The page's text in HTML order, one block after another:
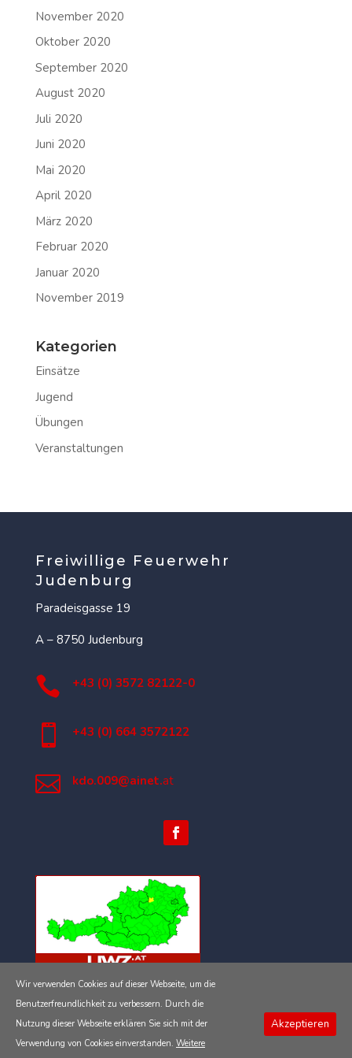
November 2020
Oktober 2020
September 2020
August 2020
Juli 2020
Juni 2020
Mai 2020
April 2020
März 2020
Februar 2020
Januar 2020
November 2019
Kategorien
Einsätze
Jugend
Übungen
Veranstaltungen
Freiwillige Feuerwehr
Judenburg
Paradeisgasse 19
A – 8750 Judenburg
 +43 (0) 3572 82122-0
 +43 (0) 664 3572122
 kdo.009@ainet.at
Impressum
Wir verwenden Cookies auf dieser Webseite, um die
Benutzerfreundlichkeit zu verbessern. Durch die
Nutzung dieser Webseite erklären Sie sich mit der
Verwendung von Cookies einverstanden. Weitere
Akzeptieren